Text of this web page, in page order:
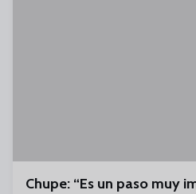
Chupe: “Es un paso muy